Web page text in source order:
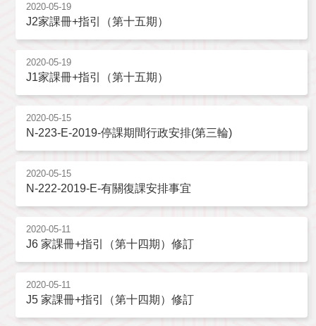
2020-05-19
J2家課冊+指引（第十五期）
2020-05-19
J1家課冊+指引（第十五期）
2020-05-15
N-223-E-2019-停課期間行政安排(第三輪)
2020-05-15
N-222-2019-E-有關復課安排事宜
2020-05-11
J6 家課冊+指引（第十四期）修訂
2020-05-11
J5 家課冊+指引（第十四期）修訂